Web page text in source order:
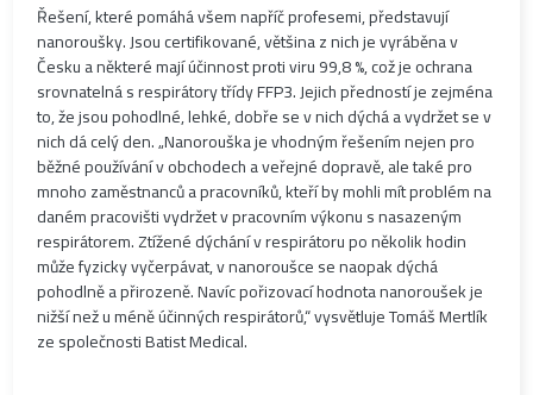
Řešení, které pomáhá všem napříč profesemi, představují
nanoroušky. Jsou certifikované, většina z nich je vyráběna v
Česku a některé mají účinnost proti viru 99,8 %, což je ochrana
srovnatelná s respirátory třídy FFP3. Jejich předností je zejména
to, že jsou pohodlné, lehké, dobře se v nich dýchá a vydržet se v
nich dá celý den. „Nanorouška je vhodným řešením nejen pro
běžné používání v obchodech a veřejné dopravě, ale také pro
mnoho zaměstnanců a pracovníků, kteří by mohli mít problém na
daném pracovišti vydržet v pracovním výkonu s nasazeným
respirátorem. Ztížené dýchání v respirátoru po několik hodin
může fyzicky vyčerpávat, v nanoroušce se naopak dýchá
pohodlně a přirozeně. Navíc pořizovací hodnota nanoroušek je
nižší než u méně účinných respirátorů,“ vysvětluje Tomáš Mertlík
ze společnosti Batist Medical.